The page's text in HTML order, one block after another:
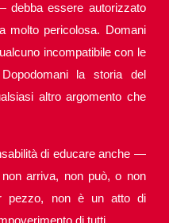
debba essere autorizzato
molto pericolosa. Domani
incompatibile con le
la storia del
altro argomento che
di educare anche —
arriva, non può, o non
pezzo, non è un atto di
di tutti.